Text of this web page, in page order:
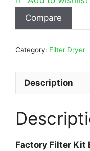
Compare
Category: Filter Dryer
Description
Factory Filter Kit